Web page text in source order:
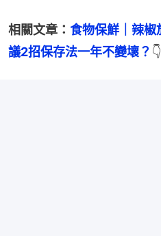
相關文章： 食物保鮮｜辣椒
議2招保存法一年不變壞？